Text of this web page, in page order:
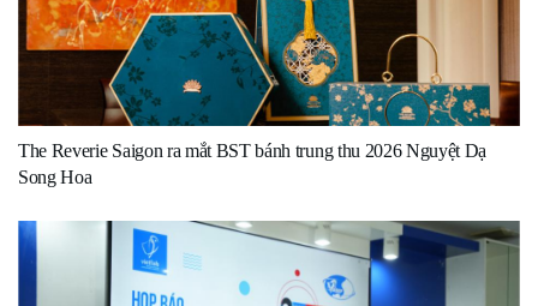
The Reverie Saigon ra mắt BST bánh trung thu 2026 Nguyệt Dạ
Song Hoa